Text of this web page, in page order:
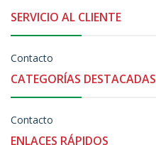
SERVICIO AL CLIENTE
Contacto
CATEGORÍAS DESTACADAS
Contacto
ENLACES RÁPIDOS